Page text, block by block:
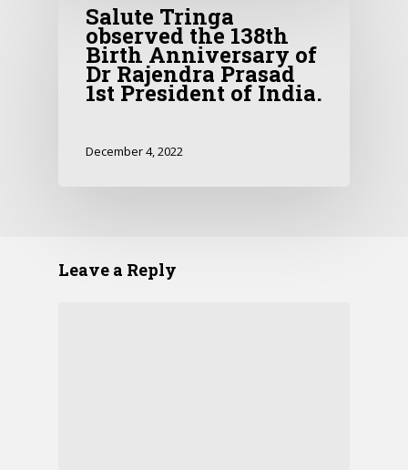
Salute Tringa
observed the 138th
Birth Anniversary of
Dr Rajendra Prasad
1st President of India.
December 4, 2022
Leave a Reply